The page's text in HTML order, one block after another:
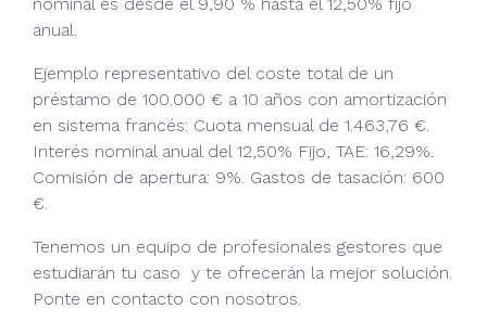
anual.
Ejemplo representativo del coste total de un
préstamo de 100.000 € a 10 años con amortización
en sistema francés: Cuota mensual de 1.463,76 €.
Interés nominal anual del 12,50% Fijo, TAE: 16,29%.
Comisión de apertura: 9%. Gastos de tasación: 600
€.
Tenemos un equipo de profesionales gestores que
estudiarán tu caso y te ofrecerán la mejor solución.
Ponte en contacto con nosotros.